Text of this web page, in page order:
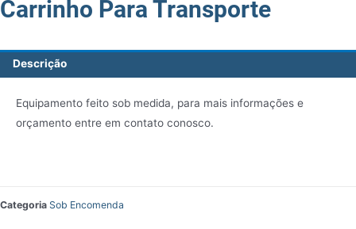
Carrinho Para Transporte
Descrição
Equipamento feito sob medida, para mais informações e
orçamento entre em contato conosco.
Categoria Sob Encomenda